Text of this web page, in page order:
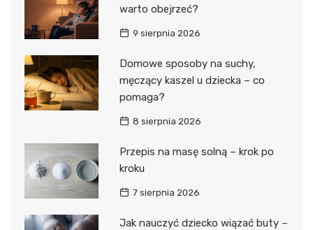
warto obejrzeć?
9 sierpnia 2026
Domowe sposoby na suchy,
męczący kaszel u dziecka – co
pomaga?
8 sierpnia 2026
Przepis na masę solną – krok po
kroku
7 sierpnia 2026
Jak nauczyć dziecko wiązać buty –